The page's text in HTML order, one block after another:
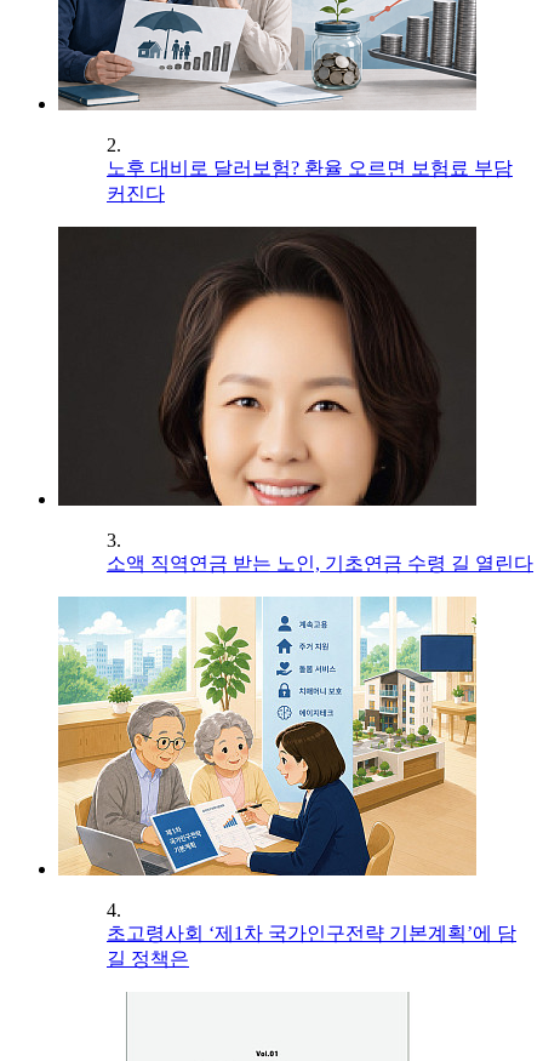
2.
노후 대비로 달러보험? 환율 오르면 보험료 부담
커진다
3.
소액 직역연금 받는 노인, 기초연금 수령 길 열린다
4.
초고령사회 ‘제1차 국가인구전략 기본계획’에 담
길 정책은